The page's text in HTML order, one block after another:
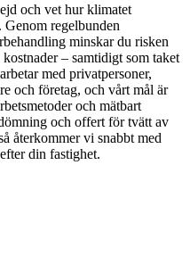
och vet hur klimatet
regelbunden
minskar du risken
– samtidigt som taket
med privatpersoner,
och företag, och vårt mål är
och mätbart
och offert för tvätt av
återkommer vi snabbt med
din fastighet.